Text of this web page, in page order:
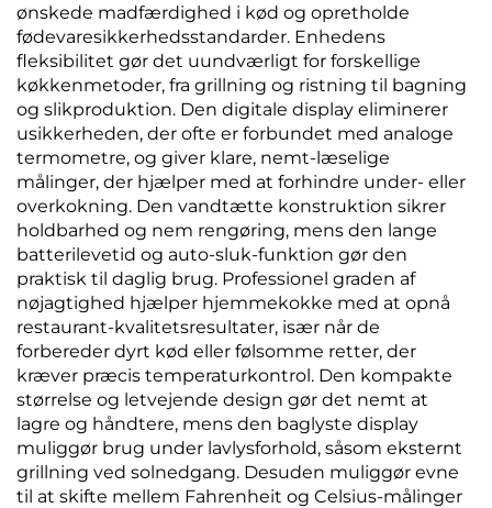
ønskede madfærdighed i kød og opretholde
fødevaresikkerhedsstandarder. Enhedens
fleksibilitet gør det uundværligt for forskellige
køkkenmetoder, fra grillning og ristning til bagning
og slikproduktion. Den digitale display eliminerer
usikkerheden, der ofte er forbundet med analoge
termometre, og giver klare, nemt-læselige
målinger, der hjælper med at forhindre under- eller
overkokning. Den vandtætte konstruktion sikrer
holdbarhed og nem rengøring, mens den lange
batterilevetid og auto-sluk-funktion gør den
praktisk til daglig brug. Professionel graden af
nøjagtighed hjælper hjemmekokke med at opnå
restaurant-kvalitetsresultater, især når de
forbereder dyrt kød eller følsomme retter, der
kræver præcis temperaturkontrol. Den kompakte
størrelse og letvejende design gør det nemt at
lagre og håndtere, mens den baglyste display
muliggør brug under lavlysforhold, såsom eksternt
grillning ved solnedgang. Desuden muliggør evne
til at skifte mellem Fahrenheit og Celsius-målinger